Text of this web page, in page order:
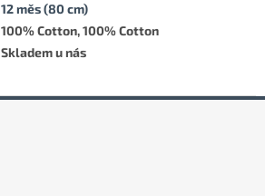
12 měs (80 cm)
100% Cotton, 100% Cotton
Skladem u nás